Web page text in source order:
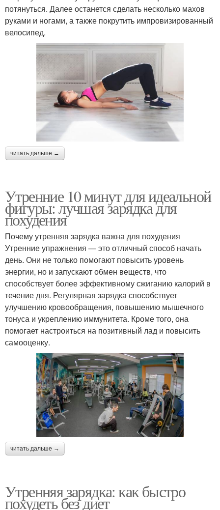
потянуться. Далее останется сделать несколько махов
руками и ногами, а также покрутить импровизированный
велосипед.
читать дальше →
Утренние 10 минут для идеальной
фигуры: лучшая зарядка для
похудения
Почему утренняя зарядка важна для похудения
Утренние упражнения — это отличный способ начать
день. Они не только помогают повысить уровень
энергии, но и запускают обмен веществ, что
способствует более эффективному сжиганию калорий в
течение дня. Регулярная зарядка способствует
улучшению кровообращения, повышению мышечного
тонуса и укреплению иммунитета. Кроме того, она
помогает настроиться на позитивный лад и повысить
самооценку.
читать дальше →
Утренняя зарядка: как быстро
похудеть без диет